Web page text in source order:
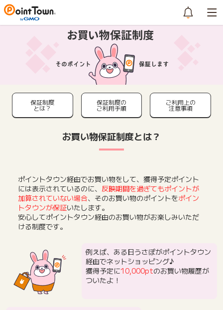
保証制度
とは？
保証制度の
ご利用手順
ご利用上の
注意事項
お買い物保証制度とは？
ポイントタウン経由でお買い物をして、獲得予定ポイント
には表示されているのに、 反映期間を過ぎてもポイントが
加算されていない場合、そのお買い物のポイントをポイン
トタウンが保証いたします。
安心してポイントタウン経由のお買い物がお楽しみいただ
ける制度です。
例えば、ある日うさぽがポイントタウン
経由でネットショッピング♪
獲得予定に10,000ptのお買い物履歴が
ついたよ！